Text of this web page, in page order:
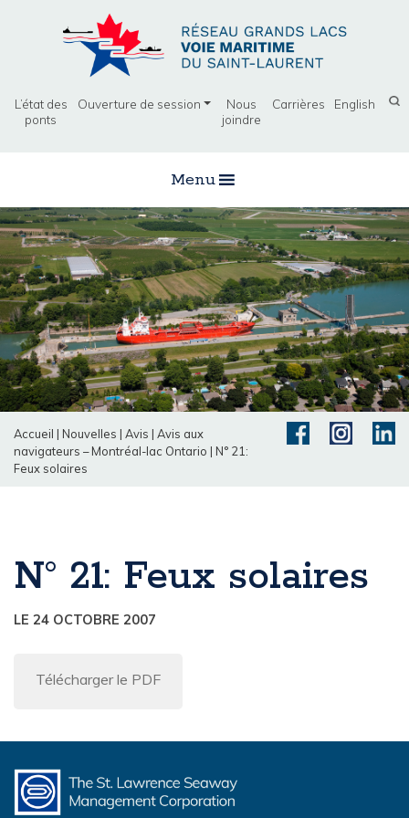
L’état des
ponts
Ouverture de session
Nous
joindre
Carrières English
Menu
Accueil | Nouvelles | Avis | Avis aux
navigateurs – Montréal-lac Ontario | N° 21:
Feux solaires
N° 21: Feux solaires
LE 24 OCTOBRE 2007
Télécharger le PDF